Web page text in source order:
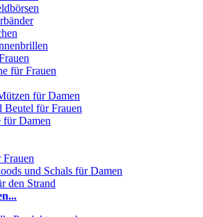
für Frauen
für Damen
Beutel für Frauen
für Damen
Frauen
und Schals für Damen
den Strand